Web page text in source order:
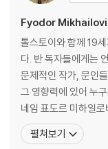
한 목록과 견고한 하드
엄선한 목록과 가벼운
숙하고 쉽게 고전들을
자인과 품질에 대한 고
완결성을 추구했다. 대
청춘의 고전까지, 우리
에디션을 더욱 풍성해
3 신앙심 깊은 시골 아
4 신앙심이 부족한 귀부
5 아멘, 아멘!
6 저따위 인간은 뭣 때
7 출세주의자 신학생
8 스캔들
Fyodor
톨스토이와 함께 19
다. 반 독자들에게는
문제적인 작가, 문인
그 영향력에 있어 누
네임 표도르 미하일
으로는 11월 11일) 군
로 태어났다. 그의 아
펼쳐보기